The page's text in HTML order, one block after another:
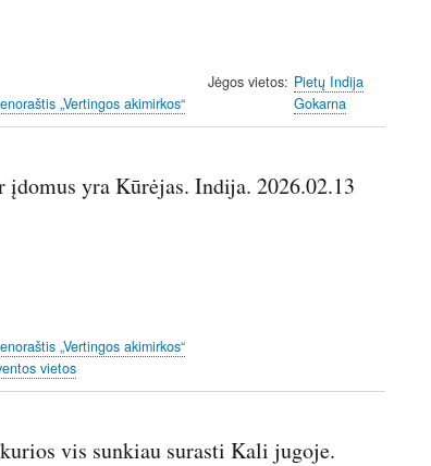
„Vertingos akimirkos“
Jėgos vietos Pietų Indija
Gokarna
yra Kūrėjas. Indija. 2026.02.13
„Vertingos akimirkos“
vietos
vis sunkiau surasti Kali jugoje.